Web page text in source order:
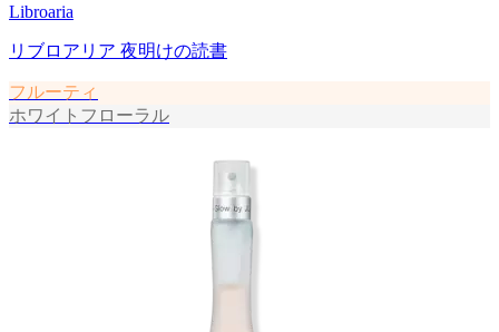
Libroaria
リブロアリア 夜明けの読書
フルーティ
ホワイトフローラル